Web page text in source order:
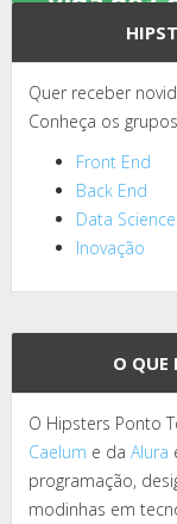
Quer receber
Conheça os
Front End
Back End
Data Science
Inovação
O QUE
O Hipsters Ponto
Caelum e da Alura
programação,
modinhas em